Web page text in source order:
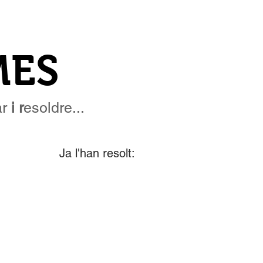
i resoldre...
Ja l'han resolt: